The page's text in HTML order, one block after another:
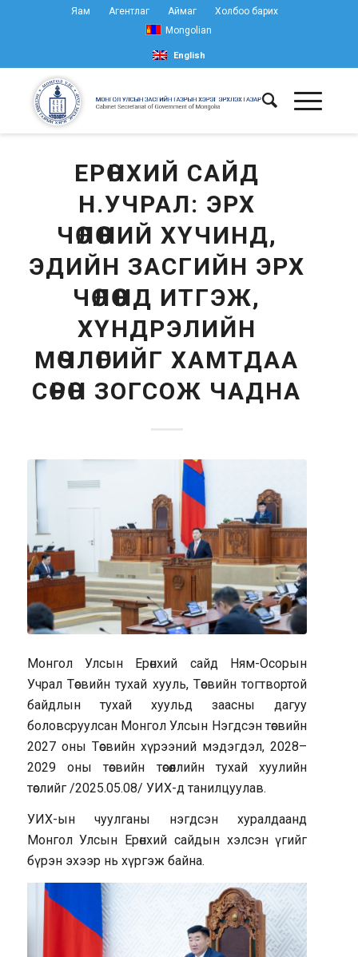
Яам Агентлаг Аймаг
Холбоо барих
Mongolian
English
ЕРӨНХИЙ САЙД
Н.УЧРАЛ: ЭРХ
ЧӨЛӨӨНИЙ ХҮЧИНД,
ЭДИЙН ЗАСГИЙН ЭРХ
ЧӨЛӨӨНД ИТГЭЖ,
ХҮНДРЭЛИЙН
МӨЧЛӨГИЙГ ХАМТДАА
СӨРӨН ЗОГСОЖ ЧАДНА
Монгол Улсын Ерөнхий сайд Ням-Осорын
Учрал Төсвийн тухай хууль, Төсвийн тогтвортой
байдлын тухай хуульд заасны дагуу
боловсруулсан Монгол Улсын Нэгдсэн төсвийн
2027 оны Төсвийн хүрээний мэдэгдэл, 2028–
2029 оны төсвийн төсөөллийн тухай хуулийн
төслийг /2025.05.08/ УИХ-д танилцуулав.
УИХ-ын чуулганы нэгдсэн хуралдаанд
Монгол Улсын Ерөнхий сайдын хэлсэн үгийг
бүрэн эхээр нь хүргэж байна.